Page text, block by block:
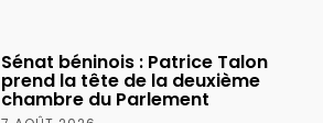
Sénat béninois : Patrice Talon
prend la tête de la deuxième
chambre du Parlement